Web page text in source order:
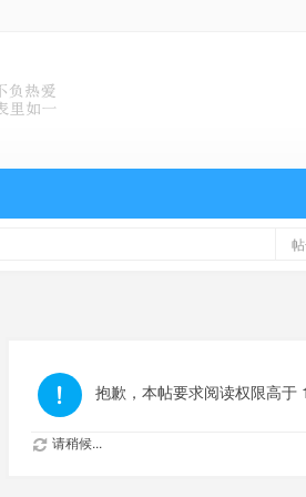
抱歉，本帖要求阅读权限高于
请稍候...